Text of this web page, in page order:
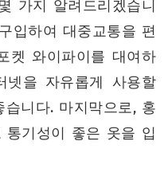
가지 알려드리겠습니
입하여 대중교통을 편
켓 와이파이를 대여하
넷을 자유롭게 사용할
니다. 마지막으로, 홍
기성이 좋은 옷을 입